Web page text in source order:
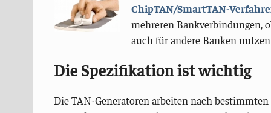
ChipTAN/SmartTAN-
mehreren Bankverbindungen,
auch für andere Banken
Die Spezifikation ist wichtig
Die TAN-Generatoren arbeiten nach